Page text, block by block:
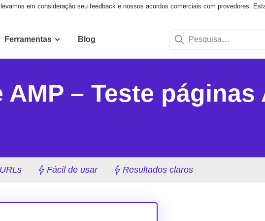
em consideração seu feedback e nossos acordos comerciais com provedores.
Ferramentas Blog
– Teste páginas
Fácil de usar Resultados claros